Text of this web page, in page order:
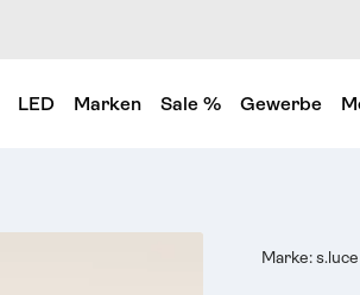
LED Marken Sale % Gewerbe
Marke:s.luce